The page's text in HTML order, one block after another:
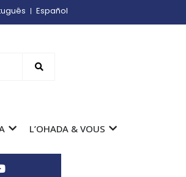
Español
L’OHADA & VOUS